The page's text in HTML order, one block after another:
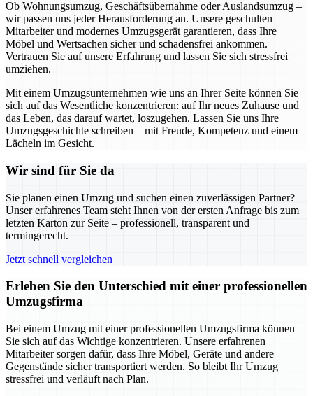
Ob Wohnungsumzug, Geschäftsübernahme oder Auslandsumzug –
wir passen uns jeder Herausforderung an. Unsere geschulten
Mitarbeiter und modernes Umzugsgerät garantieren, dass Ihre
Möbel und Wertsachen sicher und schadensfrei ankommen.
Vertrauen Sie auf unsere Erfahrung und lassen Sie sich stressfrei
umziehen.
Mit einem Umzugsunternehmen wie uns an Ihrer Seite können Sie
sich auf das Wesentliche konzentrieren: auf Ihr neues Zuhause und
das Leben, das darauf wartet, loszugehen. Lassen Sie uns Ihre
Umzugsgeschichte schreiben – mit Freude, Kompetenz und einem
Lächeln im Gesicht.
Wir sind für Sie da
Sie planen einen Umzug und suchen einen zuverlässigen Partner?
Unser erfahrenes Team steht Ihnen von der ersten Anfrage bis zum
letzten Karton zur Seite – professionell, transparent und
termingerecht.
Jetzt schnell vergleichen
Erleben Sie den Unterschied mit einer professionellen
Umzugsfirma
Bei einem Umzug mit einer professionellen Umzugsfirma können
Sie sich auf das Wichtige konzentrieren. Unsere erfahrenen
Mitarbeiter sorgen dafür, dass Ihre Möbel, Geräte und andere
Gegenstände sicher transportiert werden. So bleibt Ihr Umzug
stressfrei und verläuft nach Plan.